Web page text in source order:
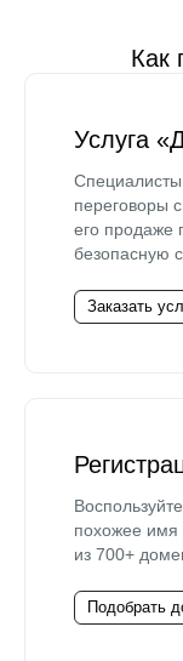
Как
Услуга
переговоры
его продаже
безопасную
Заказать
похожее имя
из 700+
Подобрать